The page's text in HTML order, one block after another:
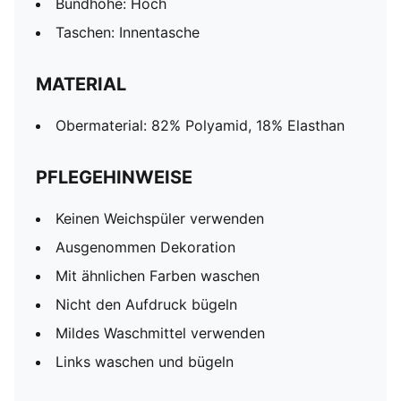
Bundhöhe: Hoch
Taschen: Innentasche
MATERIAL
Obermaterial: 82% Polyamid, 18% Elasthan
PFLEGEHINWEISE
Keinen Weichspüler verwenden
Ausgenommen Dekoration
Mit ähnlichen Farben waschen
Nicht den Aufdruck bügeln
Mildes Waschmittel verwenden
Links waschen und bügeln